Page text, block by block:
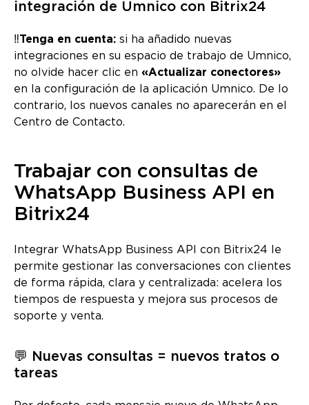
integración de Umnico con Bitrix24
‼️Tenga en cuenta: si ha añadido nuevas
integraciones en su espacio de trabajo de Umnico,
no olvide hacer clic en «Actualizar conectores»
en la configuración de la aplicación Umnico. De lo
contrario, los nuevos canales no aparecerán en el
Centro de Contacto.
Trabajar con consultas de
WhatsApp Business API en
Bitrix24
Integrar WhatsApp Business API con Bitrix24 le
permite gestionar las conversaciones con clientes
de forma rápida, clara y centralizada: acelera los
tiempos de respuesta y mejora sus procesos de
soporte y venta.
💬 Nuevas consultas = nuevos tratos o
tareas